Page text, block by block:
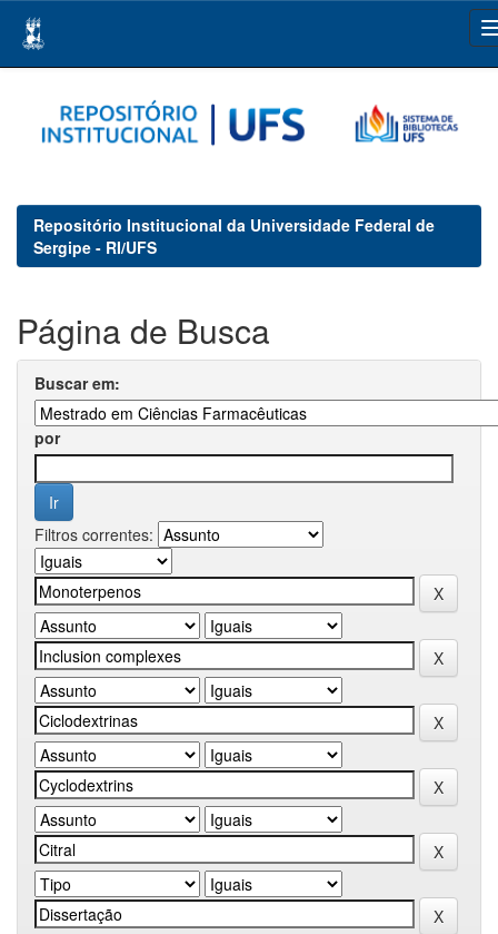
navigation
Repositório Institucional da Universidade Federal de
Sergipe - RI/UFS
Página de Busca
Buscar em:
por
Filtros correntes: